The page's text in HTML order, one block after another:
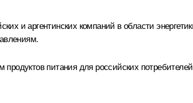
и аргентинских компаний в области
питания для российских